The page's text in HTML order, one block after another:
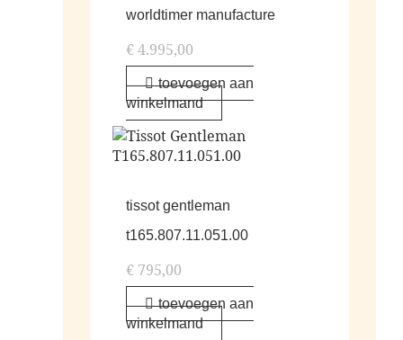
worldtimer manufacture
€4.995,00
toevoegen aan
winkelmand
tissot gentleman
t165.807.11.051.00
€ 795,00
toevoegen aan
winkelmand